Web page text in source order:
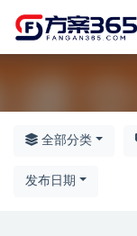
全部分类
发布日期